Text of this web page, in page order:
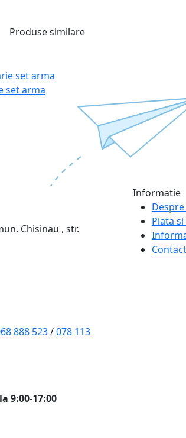
Produse similare
set arma
Chisinau , str.
888 523/078 113
9:00-17:00
Informatie
Plata